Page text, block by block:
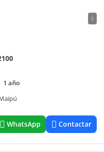
0
1 año
WhatsApp Contactar